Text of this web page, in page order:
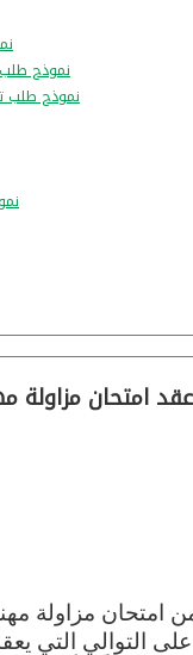
نموذج طلب
نموذج طلب
2025م من عقد الجلسة الرابعة
على التوالي التي